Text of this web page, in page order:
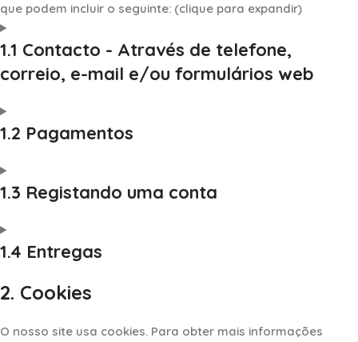
que podem incluir o seguinte: (clique para expandir)
1.1 Contacto - Através de telefone,
correio, e-mail e/ou formulários web
1.2 Pagamentos
1.3 Registando uma conta
1.4 Entregas
2. Cookies
O nosso site usa cookies. Para obter mais informações